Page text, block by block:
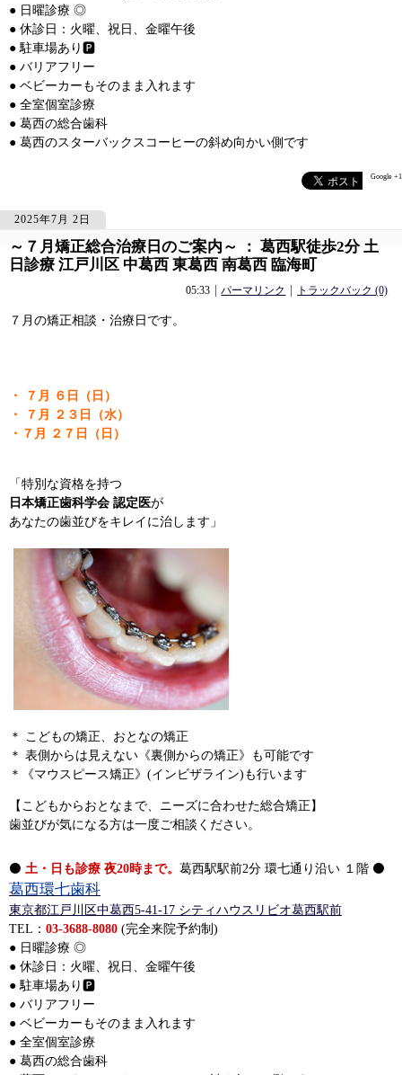
● 日曜診療 ◎
● 休診日：火曜、祝日、金曜午後
● 駐車場あり🅿️
● バリアフリー
● ベビーカーもそのまま入れます
● 全室個室診療
● 葛西の総合歯科
● 葛西のスターバックスコーヒーの斜め向かい側です
Google +1
2025年7月 2日
～７月矯正総合治療日のご案内～ ： 葛西駅徒歩2分 土
日診療 江戸川区 中葛西 東葛西 南葛西 臨海町
05:33 パーマリンク トラックバック (0)
７月の矯正相談・治療日です。
・ ７月 ６日（日）
・ ７月 ２３日（水）
・７月 ２７日（日）
「特別な資格を持つ
日本矯正歯科学会 認定医が
あなたの歯並びをキレイに治します」
＊ こどもの矯正、おとなの矯正
＊ 表側からは見えない《裏側からの矯正》も可能です
＊《マウスピース矯正》(インビザライン)も行います
【こどもからおとなまで、ニーズに合わせた総合矯正】
歯並びが気になる方は一度ご相談ください。
⚫ 土・日も診療 夜20時まで。 葛西駅駅前2分 環七通り沿い １階 ⚫
葛西環七歯科
東京都江戸川区中葛西5-41-17 シティハウスリビオ葛西駅前
TEL： 03-3688-8080 (完全来院予約制)
● 日曜診療 ◎
● 休診日：火曜、祝日、金曜午後
● 駐車場あり🅿️
● バリアフリー
● ベビーカーもそのまま入れます
● 全室個室診療
● 葛西の総合歯科